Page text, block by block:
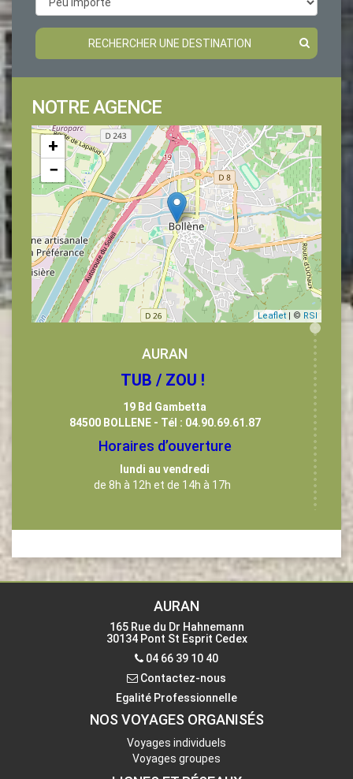
RECHERCHER UNE DESTINATION
NOTRE AGENCE
+
−
Leaflet | © RSI
AURAN
TUB / ZOU !
19 Bd Gambetta
84500 BOLLENE - Tél : 04.90.69.61.87
Horaires d’ouverture
lundi au vendredi
de 8h à 12h et de 14h à 17h
165 Rue du Dr Hahnemann
04 66 39 10 40 -Fax
Contactez-nous
AURAN
165 Rue du Dr Hahnemann
30134 Pont St Esprit Cedex
04 66 39 10 40
Contactez-nous
Egalité Professionnelle
NOS VOYAGES ORGANISÉS
Voyages individuels
Voyages groupes